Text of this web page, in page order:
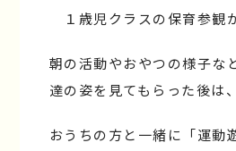
１歳児クラスの保育参観
朝の活動やおやつの様子な
達の姿を見てもらった後は、
おうちの方と一緒に「運動